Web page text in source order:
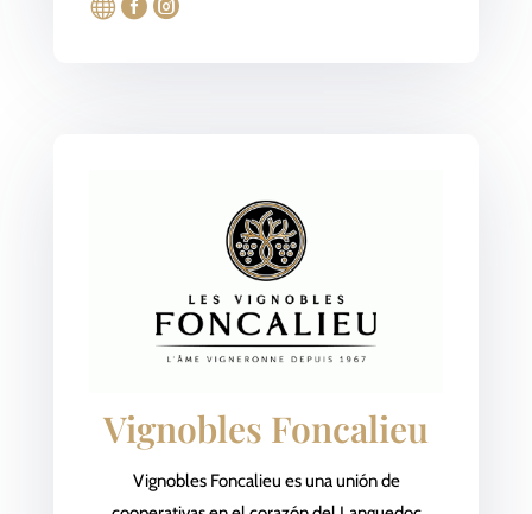
  
Vignobles Foncalieu
Vignobles Foncalieu es una unión de